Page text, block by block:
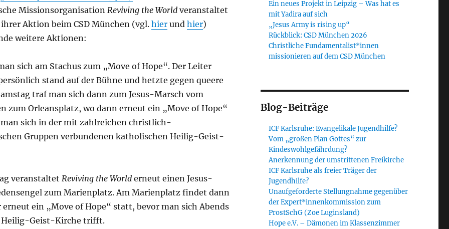
MissionsorganisationReviving the Worldveranstaltet
Aktion beim CSD München (vgl. hierund hier)
weitere Aktionen:
sich am Stachus zum „Move of Hope“. Der Leiter
stand auf der Bühne und hetzte gegen queere
traf man sich dann zum Jesus-Marsch vom
zum Orleansplatz, wo dann erneut ein „Move of Hope“
sich in der mit zahlreichen christlich-
Gruppen verbundenen katholischen Heilig-Geist-
veranstaltet Reviving the Worlderneut einen Jesus-
zum Marienplatz. Am Marienplatz findet dann
erneut ein „Move of Hope“ statt, bevor man sich Abends
Heilig-Geist-Kirche trifft.
Ein neues Projekt in Leipzig – Was hat es
mit Yadira auf sich
„Jesus Army is rising up“
Rückblick: CSD München 2026
Christliche Fundamentalist*innen
missionieren auf dem CSD München
Blog-Beiträge
ICF Karlsruhe: Evangelikale Jugendhilfe?
Vom „großen Plan Gottes“ zur
Kindeswohlgefährdung?
Anerkennung der umstrittenen Freikirche
ICF Karlsruhe als freier Träger der
Jugendhilfe?
Unaufgeforderte Stellungnahme gegenüber
der Expert*innenkommission zum
ProstSchG (Zoe Luginsland)
Hope e.V. – Dämonen im Klassenzimmer